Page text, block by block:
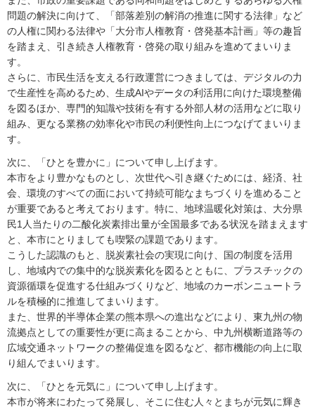
問題の解決に向けて、「部落差別の解消の推進に関する法律」など
の人権に関わる法律や「大分市人権教育・啓発基本計画」等の趣旨
を踏まえ、引き続き人権教育・啓発の取り組みを進めてまいりま
す。
さらに、市民生活を支える行政運営につきましては、デジタルの力
で生産性を高めるため、生成AIやデータの利活用に向けた環境整備
を図るほか、専門的知識や技術を有する外部人材の活用などに取り
組み、更なる業務の効率化や市民の利便性向上につなげてまいりま
す。
次に、「ひとを豊かに」について申し上げます。
本市をより豊かなものとし、次世代へ引き継ぐためには、経済、社
会、環境のすべての面において持続可能なまちづくりを進めること
が重要であると考えております。特に、地球温暖化対策は、大分県
民1人当たりの二酸化炭素排出量が全国最多である状況を踏まえます
と、本市にとりましても喫緊の課題であります。
こうした認識のもと、脱炭素社会の実現に向け、国の制度を活用
し、地域内での集中的な脱炭素化を図るとともに、プラスチックの
資源循環を促進する仕組みづくりなど、地域のカーボンニュートラ
ルを積極的に推進してまいります。
また、世界的半導体企業の熊本県への進出などにより、東九州の物
流拠点としての重要性が更に高まることから、中九州横断道路等の
広域交通ネットワークの整備促進を図るなど、都市機能の向上に取
り組んでまいります。
次に、「ひとを元気に」について申し上げます。
本市が将来にわたって発展し、そこに住む人々とまちが元気に輝き